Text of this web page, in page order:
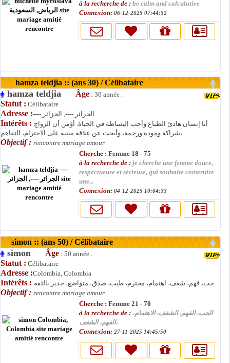
à la recherche de : be calm and calculative
Connexion: 06-12-2025 07:44:52
hamza teldjia :: (ans 30) / Célibataire
hamza teldjia Âge : 30 année .
Statut : Célibataire
Adresse : ---- الجزائر ----, الجزائر
Intérêts : أنا إنسان هادئ الطباع وأحب البساطة في الحياة. أؤمن أن الزواج
شراكة ومودة ورحمة، وأبحث عن علاقة مبنية على الاحترام، التفاهم،...
Objectif : rencontre mariage amour
Cherche : Femme 18 - 75
à la recherche de : je cherche une femme douce,
respectueuse et sérieuse, qui souhaite construire
une...
Connexion: 04-12-2025 10:04:33
simon :: (ans 50) / Célibataire
simon Âge : 50 année .
Statut : Célibataire
Adresse :Colombia, Colombia
Intérêts : حب، فهم، شغف، اهتمام، محترم، طيب، صدق، متواضع، جدير بالثقة
Objectif : rencontre mariage amour
Cherche : Femme 21 - 70
à la recherche de : الحب، الفهم، الشغف، الاهتمام،
الفهم، الشغف،
Connexion: 27-11-2025 14:45:50